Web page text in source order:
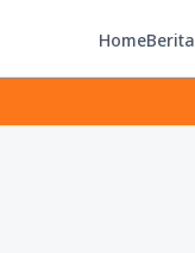
HomeBerita